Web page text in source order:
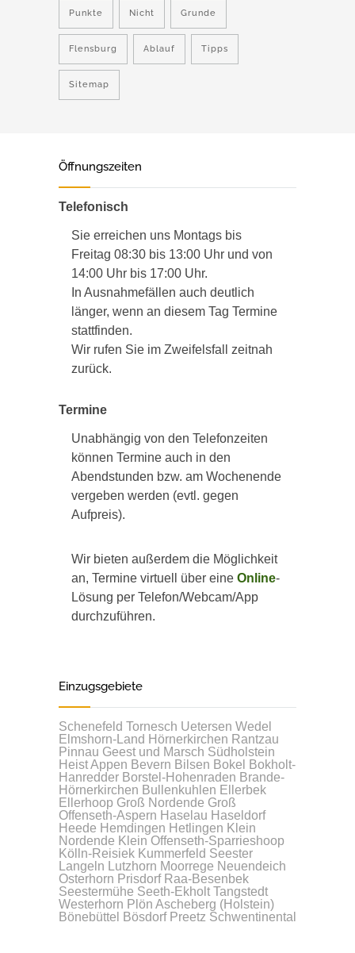
Punkte Nicht Grunde
Flensburg Ablauf Tipps
Sitemap
Öffnungszeiten
Telefonisch
Sie erreichen uns Montags bis
Freitag 08:30 bis 13:00 Uhr und von
14:00 Uhr bis 17:00 Uhr.
In Ausnahmefällen auch deutlich
länger, wenn an diesem Tag Termine
stattfinden.
Wir rufen Sie im Zweifelsfall zeitnah
zurück.
Termine
Unabhängig von den Telefonzeiten
können Termine auch in den
Abendstunden bzw. am Wochenende
vergeben werden (evtl. gegen
Aufpreis).
Wir bieten außerdem die Möglichkeit
an, Termine virtuell über eine Online-
Lösung per Telefon/Webcam/App
durchzuführen.
Einzugsgebiete
Schenefeld Tornesch Uetersen Wedel
Elmshorn-Land Hörnerkirchen Rantzau
Pinnau Geest und Marsch Südholstein
HeistAppen Bevern Bilsen Bokel
Bokholt-
Hanredder Borstel-Hohenraden Brande-
Hörnerkirchen Bullenkuhlen Ellerbek
Ellerhoop Groß Nordende Groß
Offenseth-Aspern Haselau Haseldorf
Heede Hemdingen Hetlingen Klein
Nordende Klein Offenseth-Sparrieshoop
Kölln-Reisiek Kummerfeld Seester
Langeln
Lutzhorn Moorrege Neuendeich
Osterhorn Prisdorf Raa-Besenbek
Seestermühe Seeth-Ekholt Tangstedt
Westerhorn Plön Ascheberg (Holstein)
Bönebüttel
Bösdorf Preetz Schwentinental